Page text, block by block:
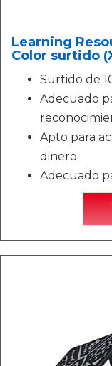
Learning
Color surtido
Surtido de
Adecuado
Apto para
dinero
Adecuado